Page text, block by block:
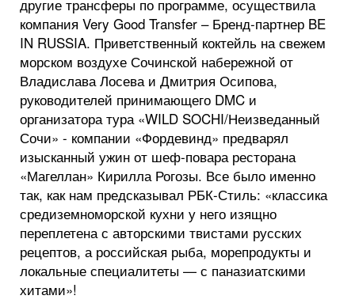
другие трансферы по программе, осуществила
компания Very Good Transfer – Бренд-партнер BE
IN RUSSIA. Приветственный коктейль на свежем
морском воздухе Сочинской набережной от
Владислава Лосева и Дмитрия Осипова,
руководителей принимающего DMC и
организатора тура «WILD SOCHI/Неизведанный
Сочи» - компании «Фордевинд» предварял
изысканный ужин от шеф-повара ресторана
«Магеллан» Кирилла Рогозы. Все было именно
так, как нам предсказывал РБК-Стиль: «классика
средиземноморской кухни у него изящно
переплетена с авторскими твистами русских
рецептов, а российская рыба, морепродукты и
локальные специалитеты — с паназиатскими
хитами»!